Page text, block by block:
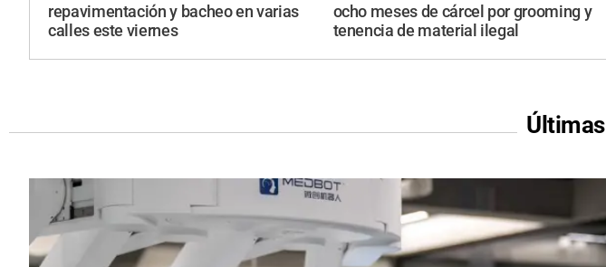
repavimentación y bacheo en varias
calles este viernes
ocho meses de cárcel por grooming y
tenencia de material ilegal
Últimas